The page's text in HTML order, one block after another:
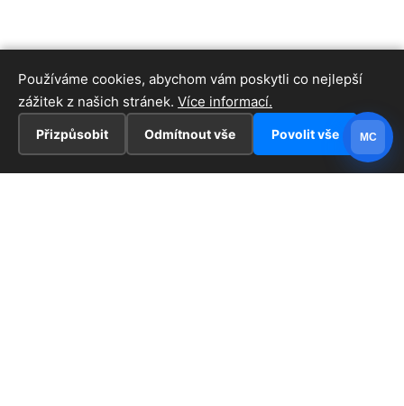
Používáme cookies, abychom vám poskytli co nejlepší
zážitek z našich stránek. Více informací.
Přizpůsobit Odmítnout vše Povolit vše MC